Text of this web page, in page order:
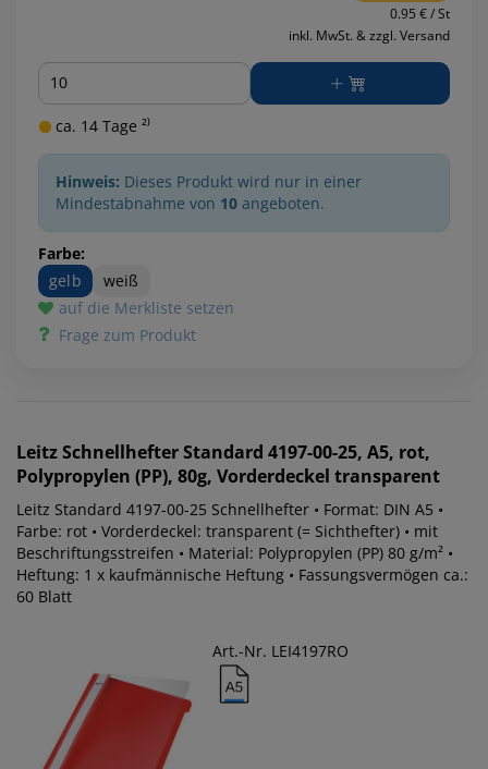
0.95 € / St
inkl. MwSt. & zzgl. Versand
Menge
ca. 14 Tage ²⁾
Hinweis: Dieses Produkt wird nur in einer
Mindestabnahme von 10 angeboten.
Farbe:
gelb
weiß
auf die Merkliste setzen
Frage zum Produkt
LeitzSchnellhefter Standard 4197-00-25, A5, rot,
Polypropylen (PP), 80g, Vorderdeckel transparent
Leitz Standard 4197-00-25 Schnellhefter • Format: DIN A5 •
Farbe: rot • Vorderdeckel: transparent (= Sichthefter) • mit
Beschriftungsstreifen • Material: Polypropylen (PP) 80 g/m² •
Heftung: 1 x kaufmännische Heftung • Fassungsvermögen ca.:
60 Blatt
Art.-Nr. LEI4197RO